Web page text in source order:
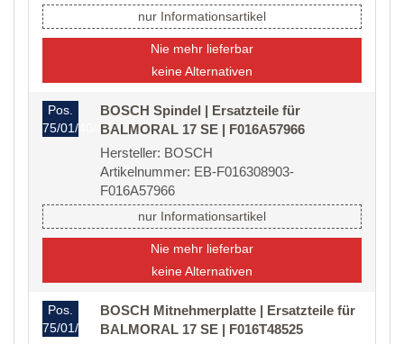
nur Informationsartikel
Nie mehr lieferbar
keine Alternativen
Pos.
75/01/40/02
BOSCH Spindel | Ersatzteile für
BALMORAL 17 SE | F016A57966
Hersteller: BOSCH
Artikelnummer: EB-F016308903-
F016A57966
nur Informationsartikel
Nie mehr lieferbar
keine Alternativen
Pos.
75/01/40/09
BOSCH Mitnehmerplatte | Ersatzteile für
BALMORAL 17 SE | F016T48525